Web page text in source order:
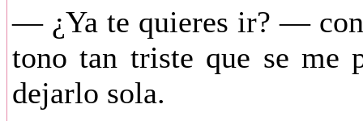
— ¿Ya te quieres ir? —
tono tan triste que se me
dejarlo sola.